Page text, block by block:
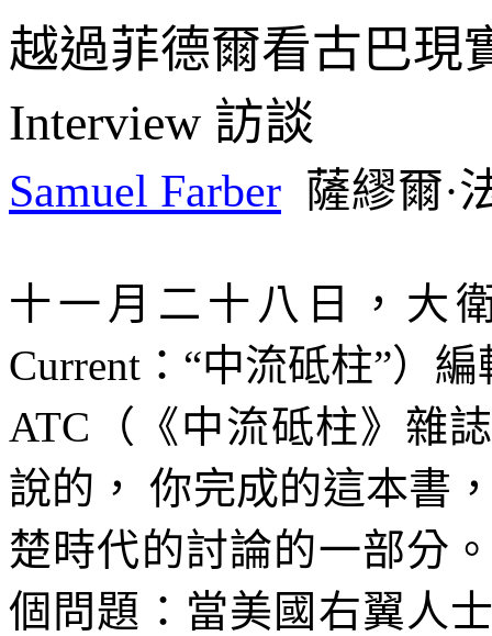
越過菲德爾看古巴現
Interview 訪談
Samuel Farber 薩繆爾·
十一月二十八日，大
Current ：“中流砥柱”）
ATC （《中流砥柱》雜
說的， 你完成的這本書
楚時代的討論的一部分
個問題：當美國右翼人